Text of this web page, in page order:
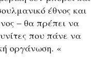
έθνος και
– θα πρέπει να
που πάνε να
οργάνωση. «